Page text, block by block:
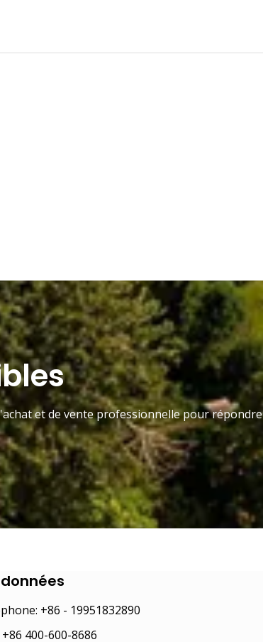
et de vente professionnelle pour répondre
+86 - 19951832890
+86 400-600-8686